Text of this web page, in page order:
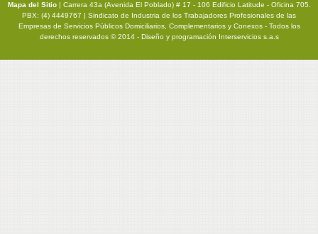
Mapa del Sitio | Carrera 43a (Avenida El Poblado) # 17 - 106 Edificio Latitude - Oficina 705.
PBX: (4) 4449767 | Sindicato de Industria de los Trabajadores Profesionales de las
Empresas de Servicios Públicos Domiciliarios, Complementarios y Conexos - Todos los
derechos reservados © 2014 - Diseño y programación Interservicios s.a.s